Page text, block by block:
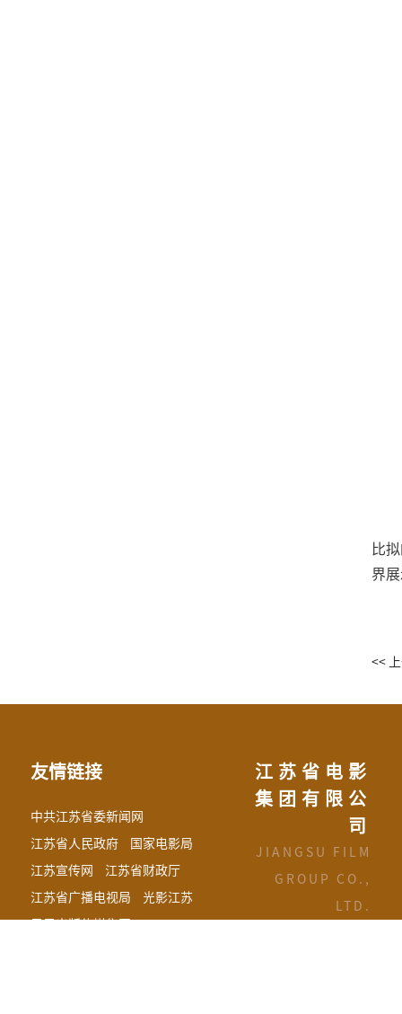
比
界
<<
友情链接
中共江苏省委新闻网
江苏省人民政府 国家电影局
江苏宣传网 江苏省财政厅
江苏省广播电视局 光影江苏
江苏省电影
集团有限公
司
JIANGSU FILM
GROUP CO.,
LTD.